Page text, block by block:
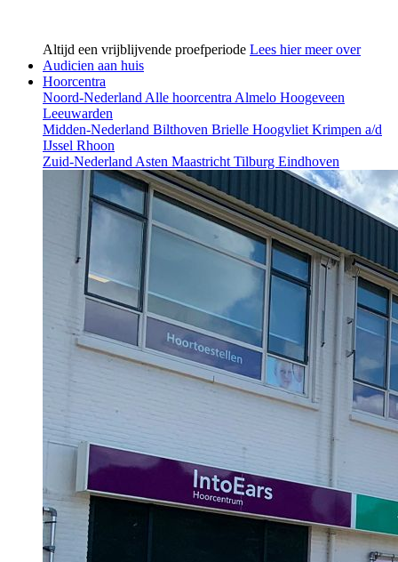
Altijd een vrijblijvende proefperiode Lees hier meer over
Audicien aan huis
Hoorcentra
Noord-NederlandAlle hoorcentraAlmelo Hoogeveen
Leeuwarden
Midden-Nederland Bilthoven Brielle HoogvlietKrimpen a/d
IJssel Rhoon
Zuid-NederlandAsten MaastrichtTilburg Eindhoven